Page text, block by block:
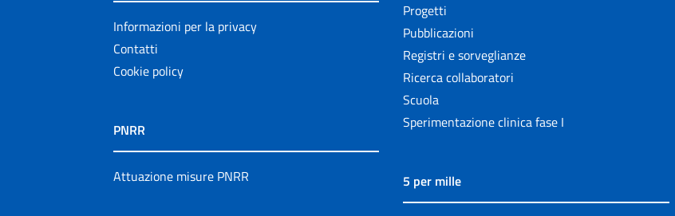
Informazioni per la privacy
Contatti
Cookie policy
PNRR
Attuazione misure PNRR
Progetti
Pubblicazioni
Registri e sorveglianze
Ricerca collaboratori
Scuola
Sperimentazione clinica fase I
5 per mille